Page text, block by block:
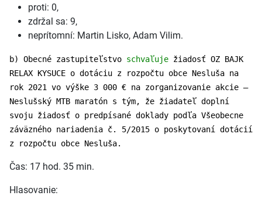
proti: 0,
zdržal sa: 9,
neprítomní: Martin Lisko, Adam Vilim.
b) Obecné zastupiteľstvo schvaľuje žiadosť OZ BAJK
RELAX KYSUCE o dotáciu z rozpočtu obce Nesluša na
rok 2021 vo výške 3 000 € na zorganizovanie akcie –
Neslušský MTB maratón s tým, že žiadateľ doplní
svoju žiadosť o predpísané doklady podľa Všeobecne
záväzného nariadenia č. 5/2015 o poskytovaní dotácií
z rozpočtu obce Nesluša.
Čas: 17 hod. 35 min.
Hlasovanie: